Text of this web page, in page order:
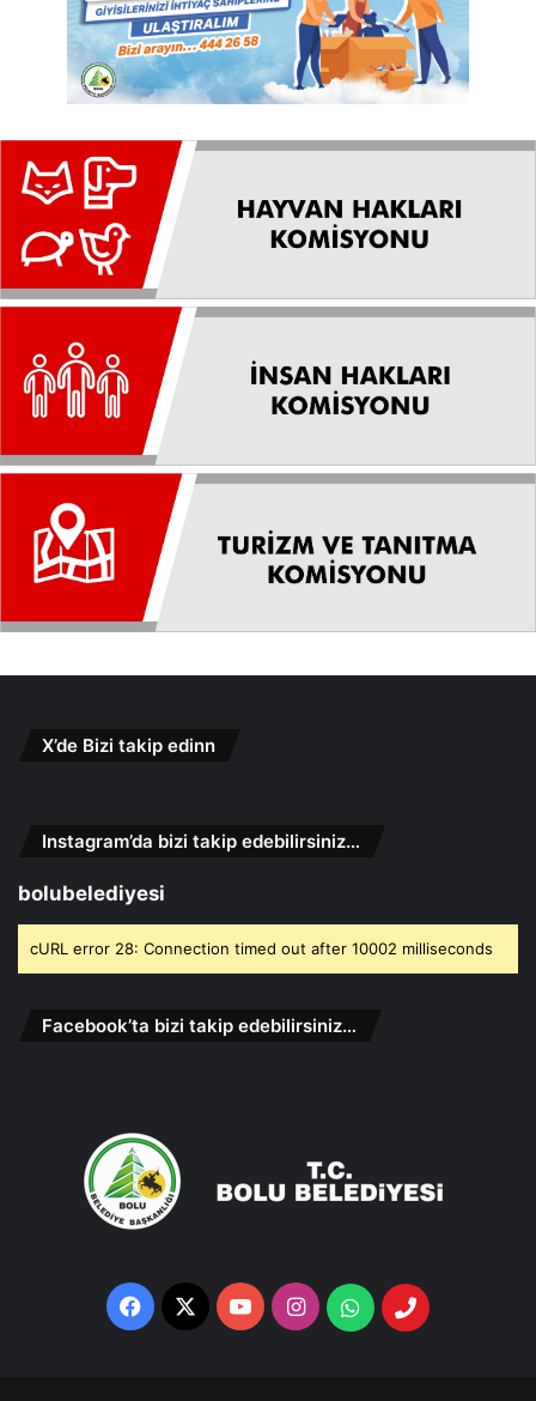
X’de Bizi takip edinn
Instagram’da bizi takip edebilirsiniz…
bolubelediyesi
cURL error 28: Connection timed out after 10002 milliseconds
Facebook’ta bizi takip edebilirsiniz…
Facebook
X YouTubeInstagramWhatsappTelefon